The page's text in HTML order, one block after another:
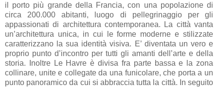
il porto più grande della Francia, con una popolazione di
circa 200.000 abitanti, luogo di pellegrinaggio per gli
appassionati di architettura contemporanea. La città vanta
un’architettura unica, in cui le forme moderne e stilizzate
caratterizzano la sua identità visiva. E’ diventata un vero e
proprio punto d’incontro per tutti gli amanti dell’arte e della
storia. Inoltre Le Havre è divisa fra parte bassa e la zona
collinare, unite e collegate da una funicolare, che porta a un
punto panoramico da cui si abbraccia tutta la città. In seguito